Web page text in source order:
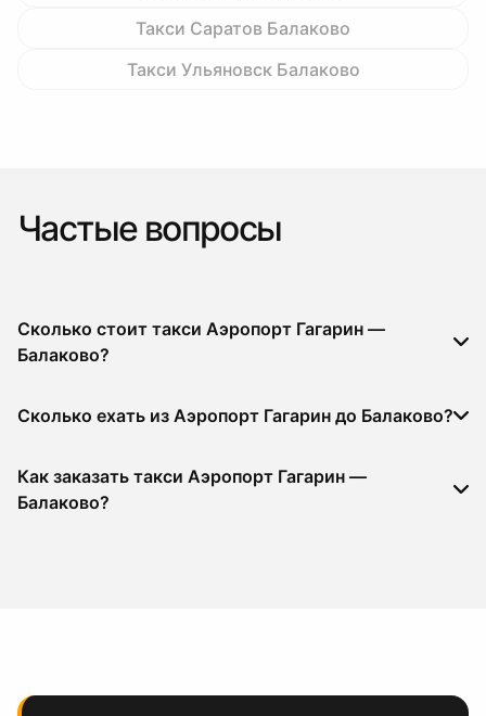
Такси Саратов Балаково
Такси Ульяновск Балаково
Частые вопросы
Сколько стоит такси Аэропорт Гагарин —
Балаково?
Сколько ехать из Аэропорт Гагарин до Балаково?
Как заказать такси Аэропорт Гагарин —
Балаково?